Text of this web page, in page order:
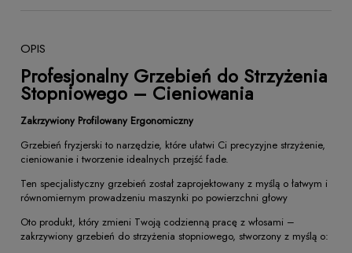
OPIS
Profesjonalny Grzebień do Strzyżenia
Stopniowego – Cieniowania
Zakrzywiony Profilowany Ergonomiczny
Grzebień fryzjerski to narzędzie, które ułatwi Ci precyzyjne strzyżenie,
cieniowanie i tworzenie idealnych przejść fade.
Ten specjalistyczny grzebień został zaprojektowany z myślą o łatwym i
równomiernym prowadzeniu maszynki po powierzchni głowy
Oto produkt, który zmieni Twoją codzienną pracę z włosami –
zakrzywiony grzebień do strzyżenia stopniowego, stworzony z myślą o: